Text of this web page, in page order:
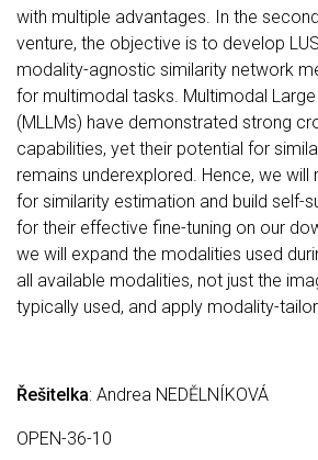
with multiple advantages. In the
venture, the objective is to develop
modality-agnostic similarity network
for multimodal tasks. Multimodal
(MLLMs) have demonstrated strong
capabilities, yet their potential for
remains underexplored. Hence, we will
for similarity estimation and build self-
for their effective fine-tuning on our
we will expand the modalities used
all available modalities, not just the
typically used, and apply modality-
Řešitelka: Andrea NEDĚLNÍKOVÁ
OPEN-36-10